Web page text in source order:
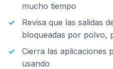
mucho tiempo
Revisa que las salidas
bloqueadas por polvo,
Cierra las aplicaciones
usando